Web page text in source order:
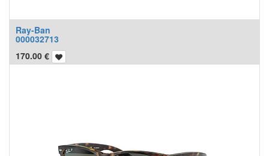
Ray-Ban
000032713
170.00 €